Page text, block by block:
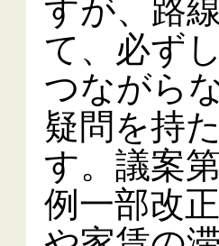
すが、路
て、必ず
つながら
疑問を持
す。議案
例一部改